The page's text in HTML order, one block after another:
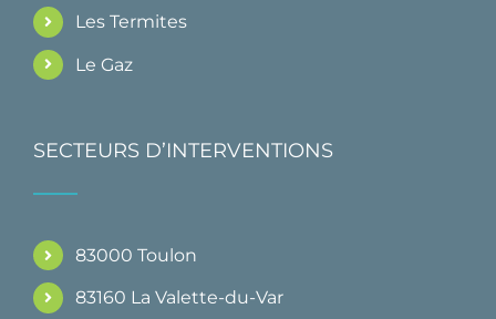
Les Termites
Le Gaz
SECTEURS D’INTERVENTIONS
83000 Toulon
83160 La Valette-du-Var